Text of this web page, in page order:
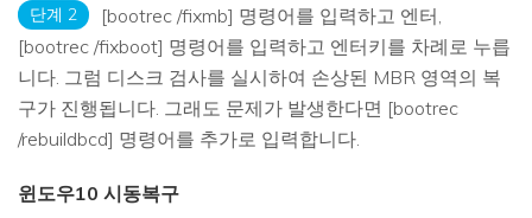
단계 2
[bootrec /fixmb] 명령어를 입력하고 엔터,
[bootrec /fixboot] 명령어를 입력하고 엔터키를 차례로 누릅
니다. 그럼 디스크 검사를 실시하여 손상된 MBR 영역의 복
구가 진행됩니다. 그래도 문제가 발생한다면 [bootrec
/rebuildbcd] 명령어를 추가로 입력합니다.
윈도우10 시동복구